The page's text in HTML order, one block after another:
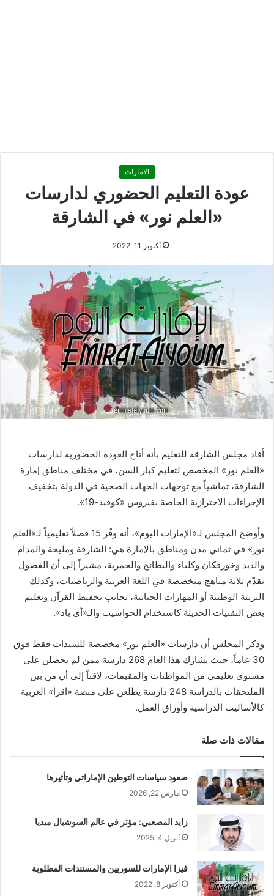
الامارات
عودة التعليم الحضوري لدارسات
«العلم نور» في الشارقة
أكتوبر 11, 2022
أفاد مجلس الشارقة للتعليم بأنه أتاح العودة الحضورية لدارسات
«العلم نور» المخصص لتعليم كبار السن، في مختلف مناطق إمارة
الشارقة، تماشياً مع توجهات الجهات الصحية في الدولة بتخفيف
الإجراءات الاحترازية الخاصة بفيروس «كوفيد-19».
وأوضح المجلس لـ«الإمارات اليوم»، أنه وفّر 15 فصلاً تعليمياً لـ«العلم
نور» في ثماني مدن ومناطق بالإمارة هي: الشارقة ومليحة والمدام
والذيد وخورفكان وكلباء والبطائح والحمرية، مشيراً إلى أن الفصول
تقدّم ثلاثة مناهج متخصصة في اللغة العربية والرياضيات، وكذلك
التربية الوطنية أو المهارات الحياتية، بجانب تحفيظ القرآن وتعليم
بعض التقنيات الحديثة كاستخدام الحواسيب والـ«آي باد».
وذكر المجلس أن دارسات «العلم نور» مخصصة للسيدات فقط فوق
30 عاماً، حيث يشارك هذا العام 268 دارسة ممن لم يحصلن على
مستوى تعليمي من المواطنات والمقيمات، لافتاً إلى أن من بين
الملتحقات بالدراسة 248 دارسة يطلعن على منصة «اقرأ» العربية
كالأساليب الدراسية وأوراق العمل.
مقالات ذات صلة
صعود سياسات التوطين الإماراتي وتأثيرها
مارس 22, 2026
زايد المصعبي: مؤثر في عالم السوشيال ميديا
أبريل 4, 2025
فيزا الإمارات للسوريين والمستندات المطلوبة
أكتوبر 8, 2022